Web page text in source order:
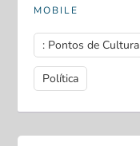
MOBILE
: Pontos de Cultura
Política